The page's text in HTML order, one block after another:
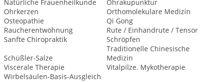
Natürliche Frauenheilkunde
Ohrakupunktur
Ohrkerzen
Orthomolekulare Medizin
Osteopathie
Qi Gong
Raucherentwöhnung
Rute / Einhandrute / Tensor
Sanfte Chiropraktik
Schröpfen
Schüßler-Salze
Traditionelle Chinesische
Medizin
Viscerale Therapie
Vitalpilze. Mykotherapie
Wirbelsäulen-Basis-Ausgleich